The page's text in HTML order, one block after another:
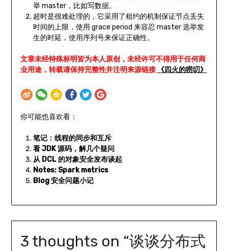
举 master，比如写数据。
超时是很难处理的，它采用了租约的机制保证节点丢失
时间的上限，使用 grace period 来容忍 master 选举发
生的时延，使用序列号来保证正确性。
文章未经特殊标明皆为本人原创，未经许可不得用于任何商
业用途，转载请保持完整性并注明来源链接
《四火的唠叨》
你可能也喜欢看：
笔记：线程的同步和互斥
看 JDK 源码，解几个疑问
从 DCL 的对象安全发布谈起
Notes: Spark metrics
Blog 安全问题小记
3 thoughts on “谈谈分布式